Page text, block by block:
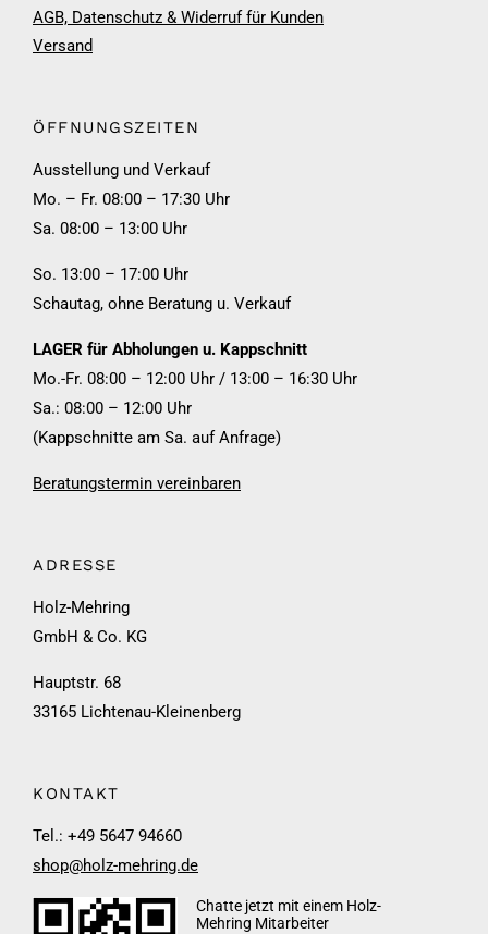
AGB, Datenschutz & Widerruf für Kunden
Versand
ÖFFNUNGSZEITEN
Ausstellung und Verkauf
Mo. – Fr. 08:00 – 17:30 Uhr
Sa. 08:00 – 13:00 Uhr
So. 13:00 – 17:00 Uhr
Schautag, ohne Beratung u. Verkauf
LAGER für Abholungen u. Kappschnitt
Mo.-Fr. 08:00 – 12:00 Uhr / 13:00 – 16:30 Uhr
Sa.: 08:00 – 12:00 Uhr
(Kappschnitte am Sa. auf Anfrage)
Beratungstermin vereinbaren
ADRESSE
Holz-Mehring
GmbH & Co. KG
Hauptstr. 68
33165 Lichtenau-Kleinenberg
KONTAKT
Tel.: +49 5647 94660
shop@holz-mehring.de
Chatte jetzt mit einem Holz-
Mehring Mitarbeiter